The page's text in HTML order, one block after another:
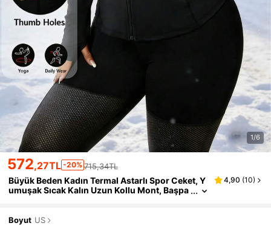
1/6
572,27TL -20% 715,34TL
Büyük Beden Kadın Termal Astarlı Spor Ceket, Y
umuşak Sıcak Kalın Uzun Kollu Mont, Başpa
4,90 (10)
Boyut US